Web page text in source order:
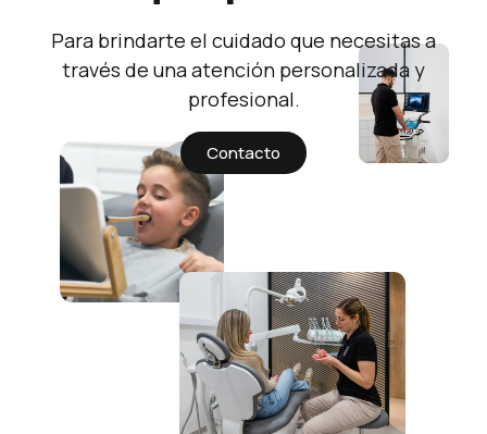
Para brindarte el cuidado que necesitas a
través de una atención personalizada y
profesional.
Contacto